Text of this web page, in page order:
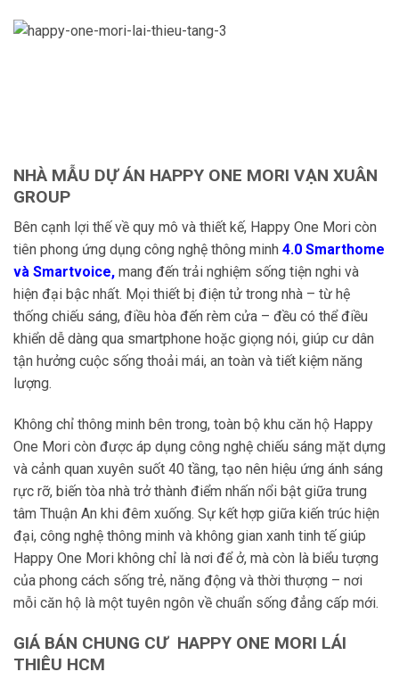
NHÀ MẪU DỰ ÁN HAPPY ONE MORI VẠN XUÂN
GROUP
Bên cạnh lợi thế về quy mô và thiết kế, Happy One Mori còn
tiên phong ứng dụng công nghệ thông minh 4.0 Smarthome
và Smartvoice, mang đến trải nghiệm sống tiện nghi và
hiện đại bậc nhất. Mọi thiết bị điện tử trong nhà – từ hệ
thống chiếu sáng, điều hòa đến rèm cửa – đều có thể điều
khiển dễ dàng qua smartphone hoặc giọng nói, giúp cư dân
tận hưởng cuộc sống thoải mái, an toàn và tiết kiệm năng
lượng.
Không chỉ thông minh bên trong, toàn bộ khu căn hộ Happy
One Mori còn được áp dụng công nghệ chiếu sáng mặt dựng
và cảnh quan xuyên suốt 40 tầng, tạo nên hiệu ứng ánh sáng
rực rỡ, biến tòa nhà trở thành điểm nhấn nổi bật giữa trung
tâm Thuận An khi đêm xuống. Sự kết hợp giữa kiến trúc hiện
đại, công nghệ thông minh và không gian xanh tinh tế giúp
Happy One Mori không chỉ là nơi để ở, mà còn là biểu tượng
của phong cách sống trẻ, năng động và thời thượng – nơi
mỗi căn hộ là một tuyên ngôn về chuẩn sống đẳng cấp mới.
GIÁ BÁN CHUNG CƯ HAPPY ONE MORI LÁI
THIÊU HCM